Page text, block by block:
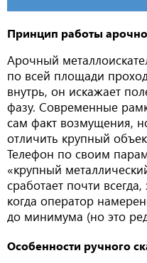
Принцип работы
Арочный
по всей площади
внутрь, он искажает
фазу. Современные
сам факт возмущения,
отличить крупный
Телефон по своим
«крупный
сработает почти
когда оператор
до минимума (но это
Особенности ручного